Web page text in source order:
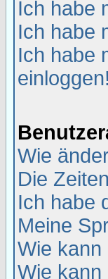
Ich habe
Ich habe
Ich habe
einloggen!
Wie
Die
Ich habe
Meine
Wie kann
Wie kann